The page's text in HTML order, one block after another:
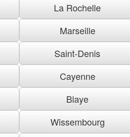
La Rochelle
Marseille
Saint-Denis
Cayenne
Blaye
Wissembourg